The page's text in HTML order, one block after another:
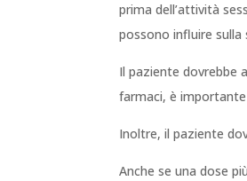
prima dell’attività
possono influire sulla
Il paziente dovrebbe
farmaci, è
Inoltre, il paziente
Anche se una dose